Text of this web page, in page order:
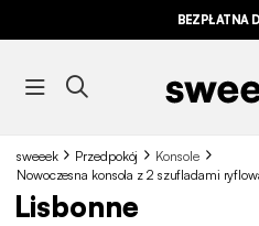
BEZPŁATNA
sweeek Przedpokój
Konsole
Nowoczesna konsola z 2 szufladami
Lisbonne